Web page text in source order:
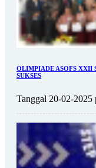
OLIMPIADE ASOFS XXII
SUKSES
Tanggal 20-02-2025